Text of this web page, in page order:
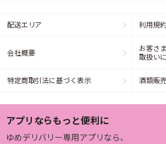
配送エリア 利用規
会社概要
お客さ
取扱い
特定商取引法に基づく表示 酒類販
アプリならもっと便利に
ゆめデリバリー専用アプリなら、